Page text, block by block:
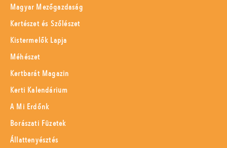
Magyar Mezőgazdaság
Kertészet és Szőlészet
Kistermelők Lapja
Méhészet
Kertbarát Magazin
Kerti Kalendárium
A Mi Erdőnk
Borászati Füzetek
Állattenyésztés